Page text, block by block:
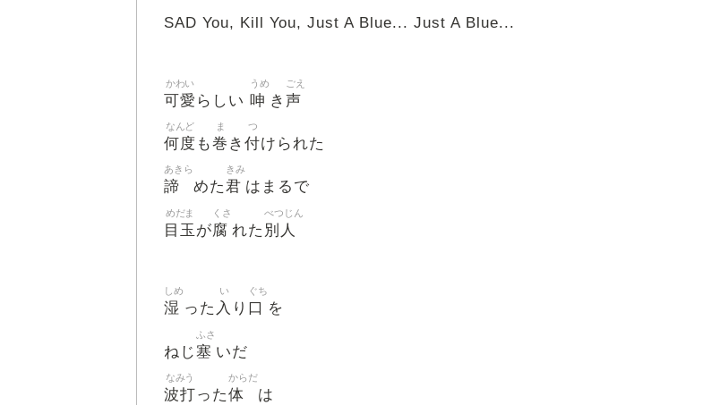
SAD You, Kill You, Just A Blue... Just A Blue...
可愛
かわい
らしい 呻
うめ
き 声
ごえ
何度
なんど
も巻
ま
き 付
つ
けられた
諦
あきら
めた君
きみ
はまるで
目玉
めだま
が腐
くさ
れた 別人
べつじん
湿
しめ
った 入
い
り 口
ぐち
を
ねじ塞
ふさ
いだ
波打
なみう
った体
からだ
は